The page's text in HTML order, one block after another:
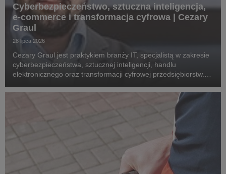
Cyberbezpieczeństwo, sztuczna inteligencja,
e-commerce i transformacja cyfrowa | Cezary
Graul
28 lipca 2026
Cezary Graul jest praktykiem branży IT, specjalistą w zakresie
cyberbezpieczeństwa, sztucznej inteligencji, handlu
elektronicznego oraz transformacji cyfrowej przedsiębiorstw.
się swoją wiedzą i doświadczeniem z...